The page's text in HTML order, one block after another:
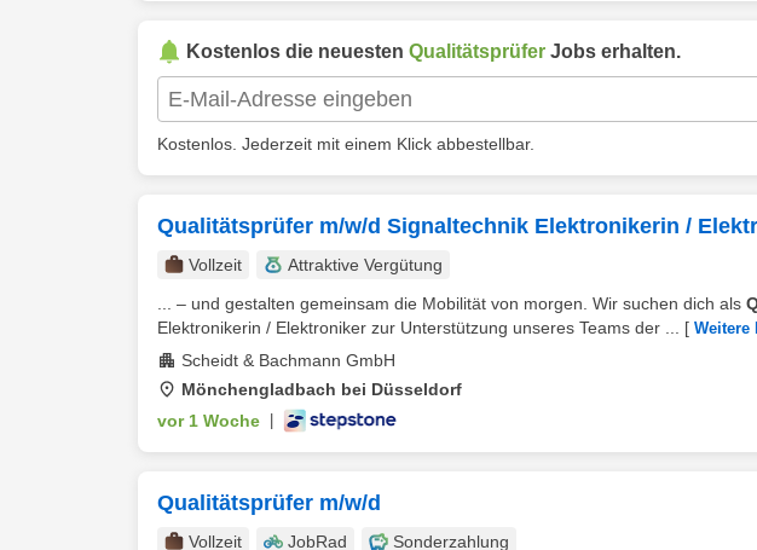
Kostenlos die neuesten Qualitätsprüfer Jobs erhalten.
Kostenlos. Jederzeit mit einem Klick abbestellbar.
Qualitätsprüfer m/w/d Signaltechnik Elektronikerin /
Vollzeit
Attraktive Vergütung
... – und gestalten gemeinsam die Mobilität von morgen. Wir suchen dich als
Elektronikerin / Elektroniker zur Unterstützung unseres Teams der ...
[ Weitere
Scheidt & Bachmann GmbH
Mönchengladbach bei Düsseldorf
vor 1 Woche
Qualitätsprüfer m/w/d
Vollzeit JobRad
Sonderzahlung